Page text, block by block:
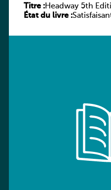
Titre :Headway 5th
Workbook without
État du livre :